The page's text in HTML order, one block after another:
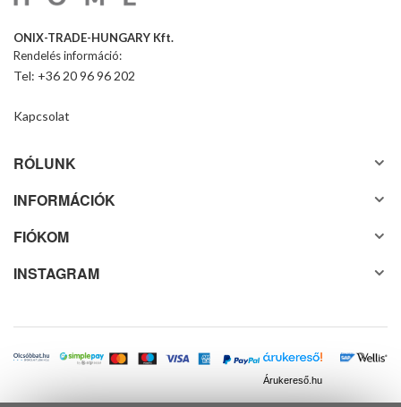
ONIX-TRADE-HUNGARY Kft.
Rendelés információ:
Tel: +36 20 96 96 202
Kapcsolat
RÓLUNK
INFORMÁCIÓK
FIÓKOM
INSTAGRAM
Árukereső.hu